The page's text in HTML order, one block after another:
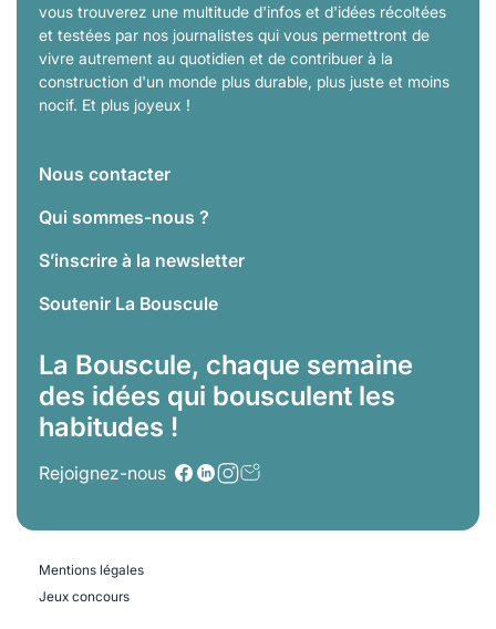
vous trouverez une multitude d'infos et d'idées récoltées
et testées par nos journalistes qui vous permettront de
vivre autrement au quotidien et de contribuer à la
construction d'un monde plus durable, plus juste et moins
nocif. Et plus joyeux !
Nous contacter
Qui sommes-nous ?
S’inscrire à la newsletter
Soutenir La Bouscule
La Bouscule, chaque semaine
des idées qui bousculent les
habitudes !
Rejoignez-nous
Mentions légales
Jeux concours